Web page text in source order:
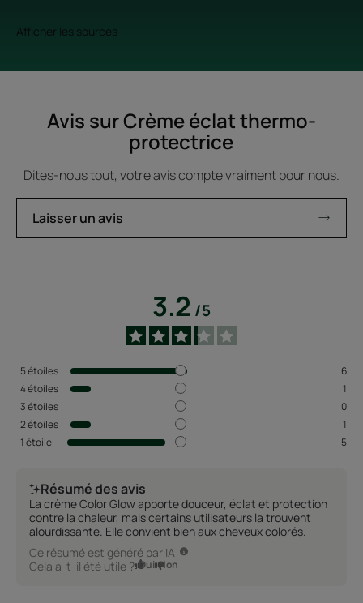
Afficher les sources
Avis sur Crème éclat thermo-
protectrice
Dites-nous tout, votre avis compte vraiment pour nous.
Laisser un avis
3.2/5
5étoiles
6
4étoiles
1
3étoiles
0
2étoiles
1
1étoile 5
Résumé des avis
La crème Color Glow apporte douceur, éclat et protection
contre la chaleur, mais certains utilisateurs la trouvent
alourdissante. Elle convient bien aux cheveux colorés.
Ce résumé est généré par IA
Cela a-t-il été utile ? Oui Non